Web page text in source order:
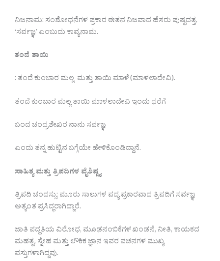
ನಿಜನಾಮ: ಸಂಶೋಧನೆಗಳ ಪ್ರಕಾರ ಈತನ ನಿಜವಾದ ಹೆಸರು ಪುಷ್ಪದತ್ತ,
‘ಸರ್ವಜ್ಞ’ ಎಂಬುದು ಕಾವ್ಯನಾಮ.
ತಂದೆ ತಾಯಿ
: ತಂದೆ ಕುಂಬಾರ ಮಲ್ಲ ಮತ್ತು ತಾಯಿ ಮಾಳೆ (ಮಾಳಲಾದೇವಿ).
ತಂದೆ ಕುಂಬಾರ ಮಲ್ಲ ತಾಯಿ ಮಾಳಲಾದೇವಿ ಇಂದು ಧರೆಗೆ
ಬಂದ ಚಂದ್ರಶೇಖರ ನಾನು ಸರ್ವಜ್ಞ
ಎಂದು ತನ್ನ ಹುಟ್ಟಿನ ಬಗ್ಗೆಯೇ ಹೇಳಿಕೊಂಡಿದ್ದಾನೆ.
ಸಾಹಿತ್ಯ ಮತ್ತು ತ್ರಿಪದಿಗಳ ವೈಶಿಷ್ಟ್ಯ
ತ್ರಿಪದಿ ಚಂದಸ್ಸು: ಮೂರು ಸಾಲುಗಳ ಪದ್ಯ ಪ್ರಕಾರವಾದ ತ್ರಿಪದಿಗೆ ಸರ್ವಜ್ಞ
ಅತ್ಯಂತ ಪ್ರಸಿದ್ಧರಾಗಿದ್ದಾರೆ.
ಜಾತಿ ಪದ್ಧತಿಯ ವಿರೋಧ, ಮೂಢನಂಬಿಕೆಗಳ ಖಂಡನೆ, ನೀತಿ, ಕಾಯಕದ
ಮಹತ್ವ, ಸ್ನೇಹ ಮತ್ತು ಲೌಕಿಕ ಜ್ಞಾನ ಇವರ ವಚನಗಳ ಮುಖ್ಯ
ವಸ್ತುಗಳಾಗಿದ್ದವು.